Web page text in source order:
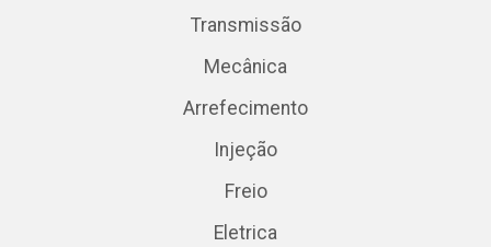
Transmissão
Mecânica
Arrefecimento
Injeção
Freio
Eletrica